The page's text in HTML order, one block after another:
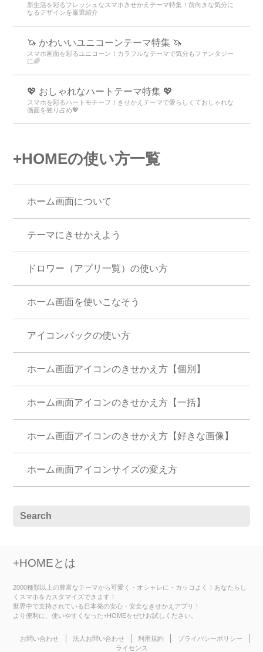
新生活を彩るフレッシュなスマホきせかえテーマ特集！前向きな気分に
なるデザインを厳選紹介
🦄 かわいいユニコーンテーマ特集 🦄
スマホ画面を彩るユニコーン！カラフルなテーマで気分もファンタジー
に🌈
💖 おしゃれなハートテーマ特集 💖
スマホを彩るハートモチーフ！きせかえテーマで愛らしくておしゃれな
画面を独り占め💖
+HOMEの使い方一覧
ホーム画面について
テーマにきせかえよう
ドロワー（アプリ一覧）の使い方
ホーム画面を使いこなそう
アイコンパックの使い方
ホーム画面アイコンのきせかえ方【個別】
ホーム画面アイコンのきせかえ方【一括】
ホーム画面アイコンのきせかえ方【好きな画像】
ホーム画面アイコンサイズの変え方
+HOMEとは
2000種類以上の豊富なテーマから可愛く・オシャレに・カッコよく！あなたらし
くスマホをカスタマイズできます！
世界中で支持されている日本発の安心・安全なきせかえアプリ！
より便利に、使いやすくなった+HOMEをぜひお試しください。
お問い合わせ 法人お問い合わせ 利用規約
プライバシーポリシー
ライセンス